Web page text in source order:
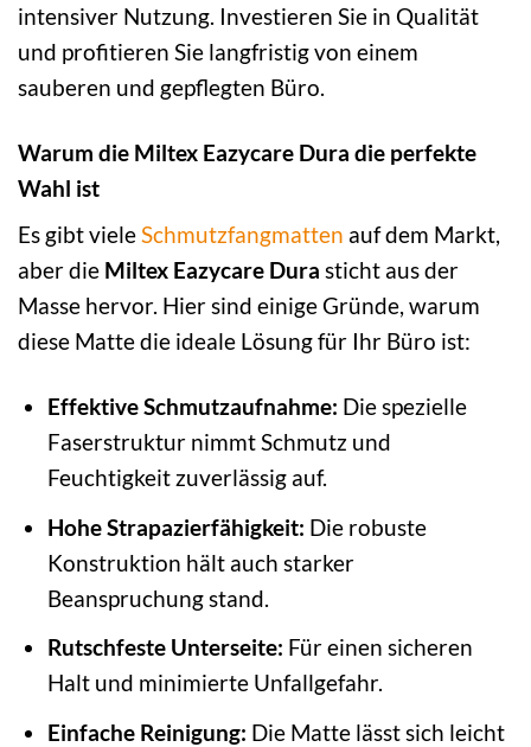
intensiver Nutzung. Investieren Sie in Qualität
und profitieren Sie langfristig von einem
sauberen und gepflegten Büro.
Warum die Miltex Eazycare Dura die perfekte
Wahl ist
Es gibt vieleSchmutzfangmatten auf dem Markt,
aber die Miltex Eazycare Dura sticht aus der
Masse hervor. Hier sind einige Gründe, warum
diese Matte die ideale Lösung für Ihr Büro ist:
Effektive Schmutzaufnahme: Die spezielle
Faserstruktur nimmt Schmutz und
Feuchtigkeit zuverlässig auf.
Hohe Strapazierfähigkeit: Die robuste
Konstruktion hält auch starker
Beanspruchung stand.
Rutschfeste Unterseite: Für einen sicheren
Halt und minimierte Unfallgefahr.
Einfache Reinigung: Die Matte lässt sich leicht